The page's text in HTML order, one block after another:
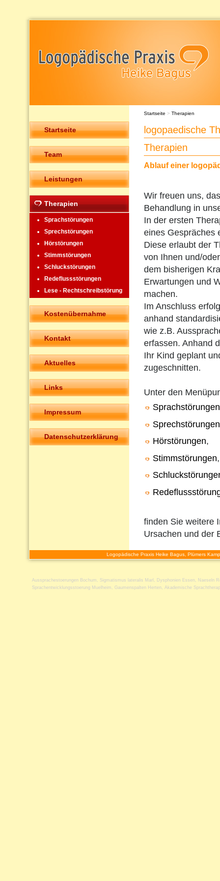
Startseite
Team
Leistungen
Therapien
Sprachstörungen
Sprechstörungen
Hörstörungen
Stimmstörungen
Schluckstörungen
Redeflussstörungen
Lese - Rechtschreibstörung
Kostenübernahme
Kontakt
Aktuelles
Links
Impressum
Datenschutzerklärung
Startseite > Therapien
logopaedische
Therapien
Ablauf einer
Wir freuen uns,
Behandlung in
In der ersten
eines Gespräches
Diese erlaubt der
von Ihnen und/
dem bisherigen
Erwartungen und
machen.
Im Anschluss
anhand
wie z.B.
erfassen. Anhand
Ihr Kind geplant
zugeschnitten.
Unter den
Sprachstörungen
Sprechstörungen
Hörstörungen,
Stimmstörungen,
finden Sie weitere
Ursachen und der
Logopädische Praxis Heike Bagus, Plümers
Aussprachestoerungen Bochum , Sigmatismus lateralis Marl , Dysphonien Essen , Naeseln
Sprachentwicklungsstoerung Muelheim , Gaumenspalten Herten , Akademische